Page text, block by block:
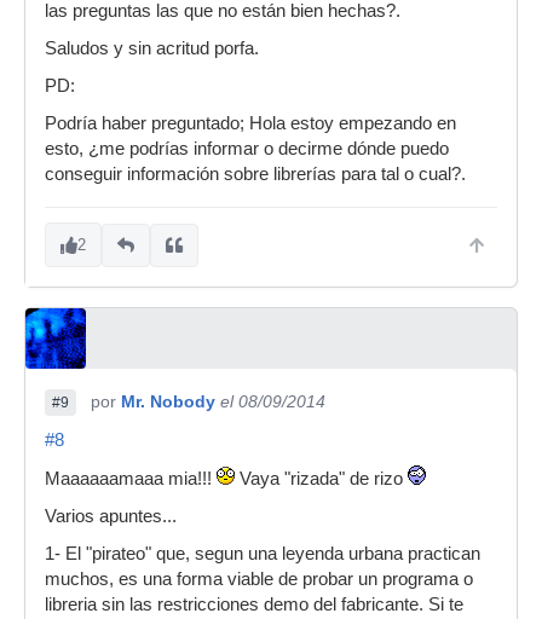
las preguntas las que no están bien hechas?.
Saludos y sin acritud porfa.
PD:
Podría haber preguntado; Hola estoy empezando en
esto, ¿me podrías informar o decirme dónde puedo
conseguir información sobre librerías para tal o cual?.
2
#9 por Mr. Nobody el 08/09/2014
#8
Maaaaaamaaa mia!!!
Vaya "rizada" de rizo
Varios apuntes...
1- El "pirateo" que, segun una leyenda urbana practican
muchos, es una forma viable de probar un programa o
libreria sin las restricciones demo del fabricante. Si te